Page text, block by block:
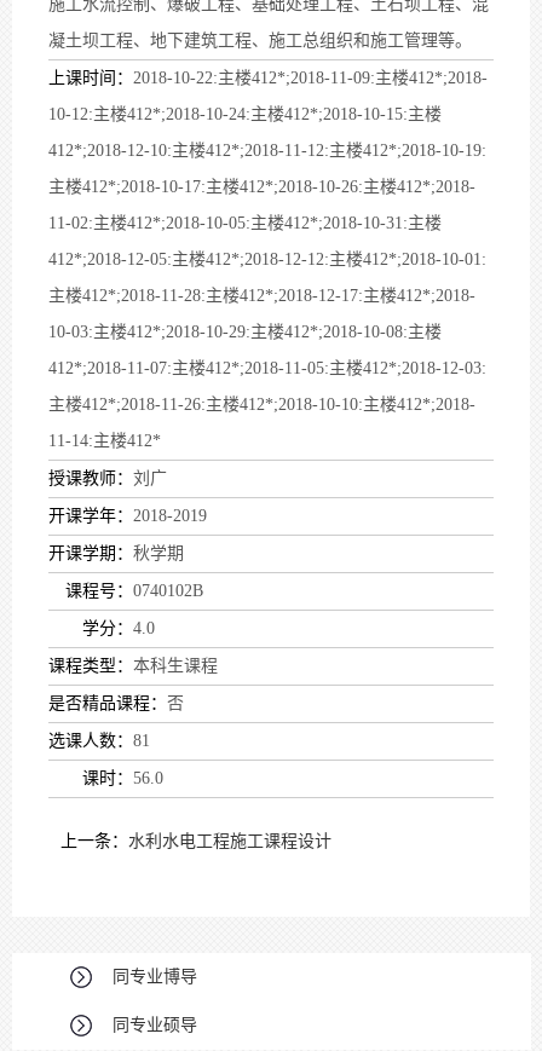
施工水流控制、爆破工程、基础处理工程、土石坝工程、混
凝土坝工程、地下建筑工程、施工总组织和施工管理等。
上课时间： 2018-10-22:主楼412*;2018-11-09:主楼412*;2018-
10-12:主楼412*;2018-10-24:主楼412*;2018-10-15:主楼
412*;2018-12-10:主楼412*;2018-11-12:主楼412*;2018-10-19:
主楼412*;2018-10-17:主楼412*;2018-10-26:主楼412*;2018-
11-02:主楼412*;2018-10-05:主楼412*;2018-10-31:主楼
412*;2018-12-05:主楼412*;2018-12-12:主楼412*;2018-10-01:
主楼412*;2018-11-28:主楼412*;2018-12-17:主楼412*;2018-
10-03:主楼412*;2018-10-29:主楼412*;2018-10-08:主楼
412*;2018-11-07:主楼412*;2018-11-05:主楼412*;2018-12-03:
主楼412*;2018-11-26:主楼412*;2018-10-10:主楼412*;2018-
11-14:主楼412*
授课教师： 刘广
开课学年： 2018-2019
开课学期： 秋学期
课程号： 0740102B
学分： 4.0
课程类型： 本科生课程
是否精品课程： 否
选课人数： 81
课时： 56.0
上一条： 水利水电工程施工课程设计
同专业博导
同专业硕导